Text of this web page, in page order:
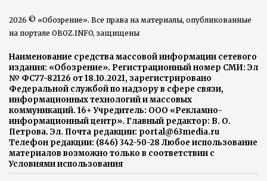
2026 © «Обозрение». Все права на материалы, опубликованные
на портале OBOZ.INFO, защищены
Наименование средства массовой информации сетевого
издания: «Обозрение». Регистрационный номер СМИ: Эл
№ ФС77-82126 от 18.10.2021, зарегистрировано
Федеральной службой по надзору в сфере связи,
информационных технологий и массовых
коммуникаций. 16+ Учредитель: ООО «Рекламно-
информационный центр». Главный редактор: В. О.
Петрова. Эл. Почта редакции: portal@63media.ru
Телефон редакции: (846) 342-50-28 Любое использование
материалов возможно только в соответствии с
Условиями использования